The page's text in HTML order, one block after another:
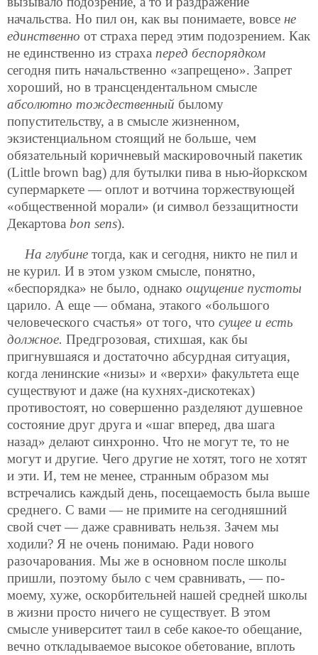
начальства. Но пил он, как вы понимаете, вовсе не
единственно от страха перед этим подозрением. Как
не единственно из страха перед беспорядком
сегодня пить начальственно «запрещено». Запрет
хороший, но в трансцендентальном смысле
абсолютно тождественный былому
попустительству, а в смысле жизненном,
экзистенциальном стоящий не больше, чем
обязательный коричневый маскировочный пакетик
(Little brown bag) для бутылки пива в нью-йоркском
супермаркете — оплот и вотчина торжествующей
«общественной морали» (и символ беззащитности
Декартова bon sens).
На глубине тогда, как и сегодня, никто не пил и
не курил. И в этом узком смысле, понятно,
«беспорядка» не было, однако ощущение пустоты
царило. А еще — обмана, этакого «большого
человеческого счастья» от того, что сущее и есть
должное. Предгрозовая, стихшая, как бы
пригнувшаяся и достаточно абсурдная ситуация,
когда ленинские «низы» и «верхи» факультета еще
существуют и даже (на кухнях-дискотеках)
противостоят, но совершенно разделяют душевное
состояние друг друга и «шаг вперед, два шага
назад» делают синхронно. Что не могут те, то не
могут и другие. Чего другие не хотят, того не хотят
и эти. И, тем не менее, странным образом мы
встречались каждый день, посещаемость была выше
среднего. С вами — не примите на сегодняшний
свой счет — даже сравнивать нельзя. Зачем мы
ходили? Я не очень понимаю. Ради нового
разочарования. Мы же в основном после школы
пришли, поэтому было с чем сравнивать, — по-
моему, хуже, оскорбительней нашей средней школы
в жизни просто ничего не существует. В этом
смысле университет таил в себе какое-то обещание,
вечно откладываемое высокое обетование, вплоть